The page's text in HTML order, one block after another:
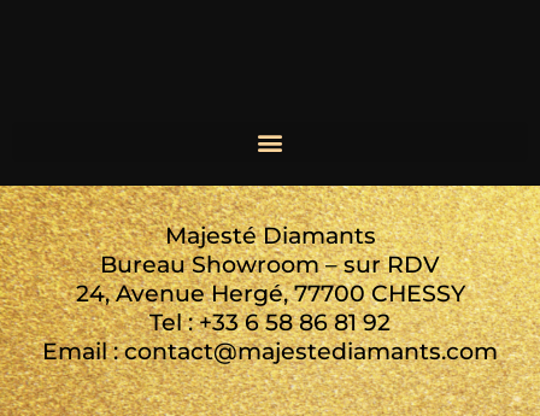
Majesté Diamants
Bureau Showroom – sur RDV
24, Avenue Hergé, 77700 CHESSY
Tel : +33 6 58 86 81 92
Email : contact@majestediamants.com